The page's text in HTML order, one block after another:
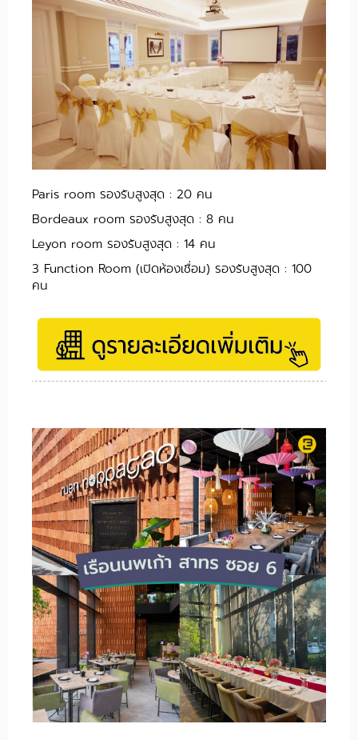
Paris room รองรับสูงสุด : 20 คน
Bordeaux room รองรับสูงสุด : 8 คน
Leyon room รองรับสูงสุด : 14 คน
3 Function Room (เปิดห้องเชื่อม) รองรับสูงสุด : 100
คน